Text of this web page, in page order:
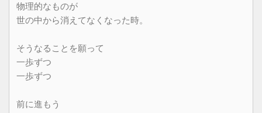
物理的なものが
世の中から消えてなくなった時。
そうなることを願って
一歩ずつ
一歩ずつ
前に進もう